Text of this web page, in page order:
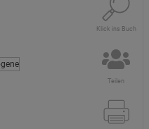
Klick ins Buch
Teilen